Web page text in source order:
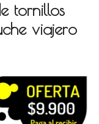
tornillos
viajero